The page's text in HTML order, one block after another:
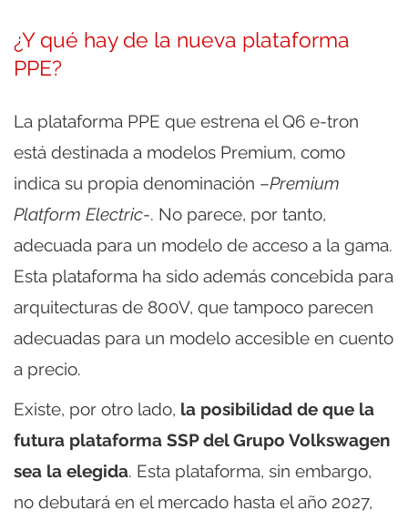
¿Y qué hay de la nueva plataforma
PPE?
La plataforma PPE que estrena el Q6 e-tron
está destinada a modelos Premium, como
indica su propia denominación –Premium
Platform Electric-. No parece, por tanto,
adecuada para un modelo de acceso a la gama.
Esta plataforma ha sido además concebida para
arquitecturas de 800V, que tampoco parecen
adecuadas para un modelo accesible en cuento
a precio.
Existe, por otro lado, la posibilidad de que la
futura plataforma SSP del Grupo Volkswagen
sea la elegida. Esta plataforma, sin embargo,
no debutará en el mercado hasta el año 2027,